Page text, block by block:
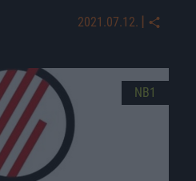
2021.07.12. |
NB1